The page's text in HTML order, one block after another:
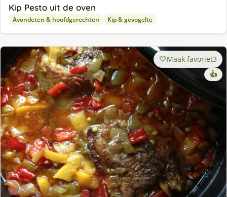
Kip Pesto uit de oven
Avondeten & hoofdgerechten Kip & gevogelte
Maak favoriet3
👍